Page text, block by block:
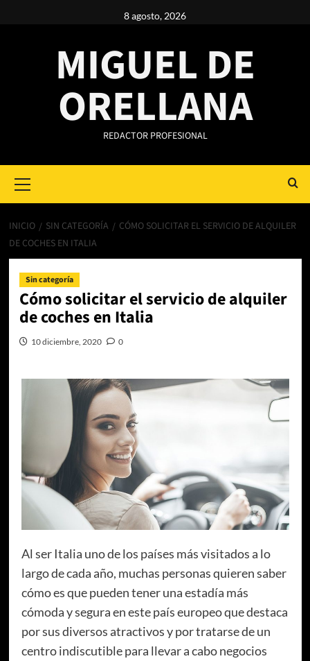
8 agosto, 2026
MIGUEL DE
ORELLANA
REDACTOR PROFESIONAL
Menu
INICIO SIN CATEGORÍA
CÓMO SOLICITAR EL SERVICIO DE ALQUILER
DE COCHES EN ITALIA
Sin categoría
Cómo solicitar el servicio de alquiler
de coches en Italia
10 diciembre, 2020 0
Al ser Italia uno de los países más visitados a lo
largo de cada año, muchas personas quieren saber
cómo es que pueden tener una estadía más
cómoda y segura en este país europeo que destaca
por sus diversos atractivos y por tratarse de un
centro indiscutible para llevar a cabo negocios